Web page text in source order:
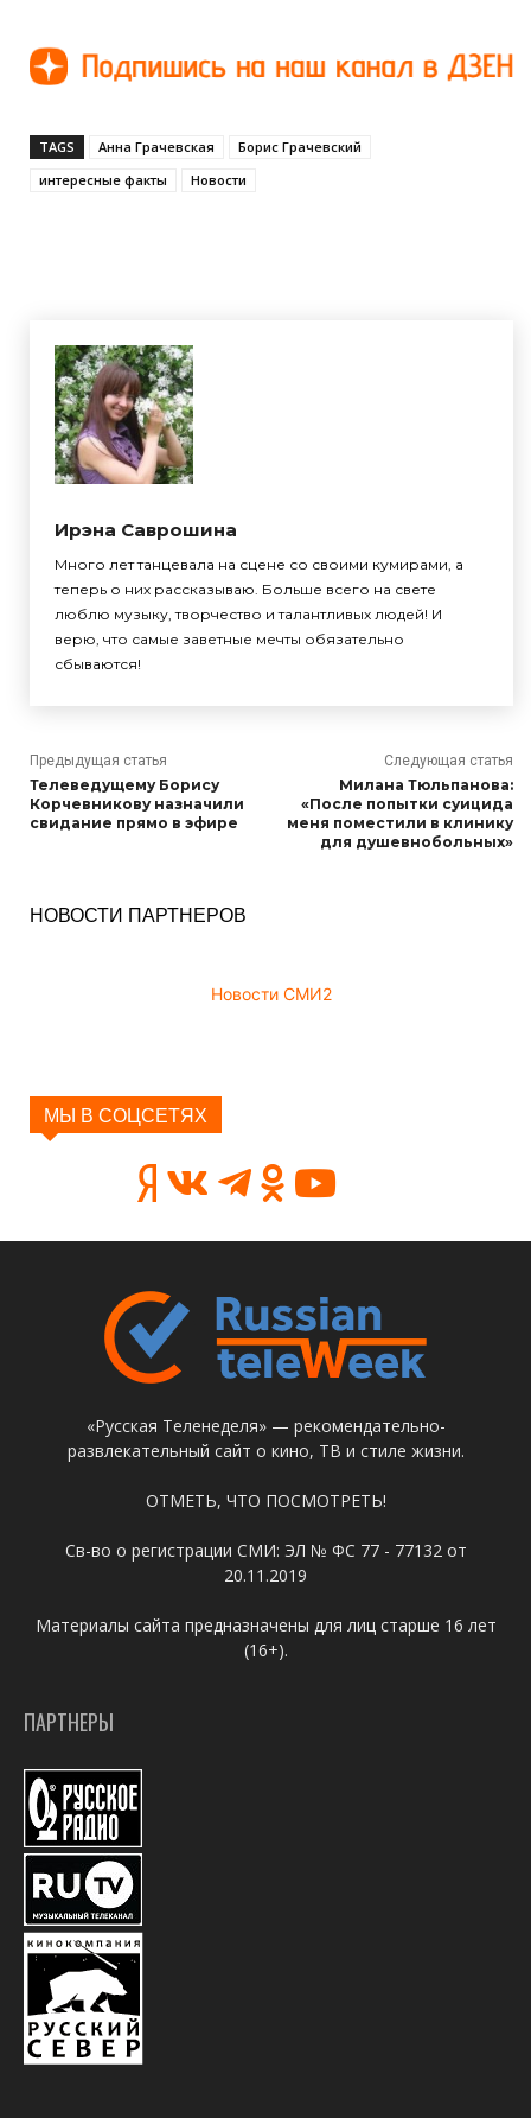
TAGS Анна Грачевская
Борис Грачевский
интересные факты
Новости
Ирэна Саврошина
Много лет танцевала на сцене со своими кумирами, а
теперь о них рассказываю. Больше всего на свете
люблю музыку, творчество и талантливых людей! И
верю, что самые заветные мечты обязательно
сбываются!
Предыдущая статья
Телеведущему Борису
Корчевникову назначили
свидание прямо в эфире
Следующая статья
Милана Тюльпанова:
«После попытки суицида
меня поместили в клинику
для душевнобольных»
НОВОСТИ ПАРТНЕРОВ
Новости СМИ2
МЫ В СОЦСЕТЯХ
«Русская Теленеделя» — рекомендательно-
развлекательный сайт о кино, ТВ и стиле жизни.
ОТМЕТЬ, ЧТО ПОСМОТРЕТЬ!
Св-во о регистрации СМИ: ЭЛ № ФС 77 - 77132 от
20.11.2019
Материалы сайта предназначены для лиц старше 16 лет
(16+).
ПАРТНЕРЫ